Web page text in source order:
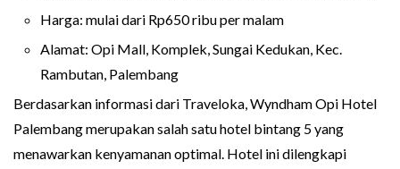
Harga: mulai dari Rp650 ribu per malam
Alamat: Opi Mall, Komplek, Sungai Kedukan, Kec.
Rambutan, Palembang
Berdasarkan informasi dari Traveloka, Wyndham Opi Hotel
Palembang merupakan salah satu hotel bintang 5 yang
menawarkan kenyamanan optimal. Hotel ini dilengkapi